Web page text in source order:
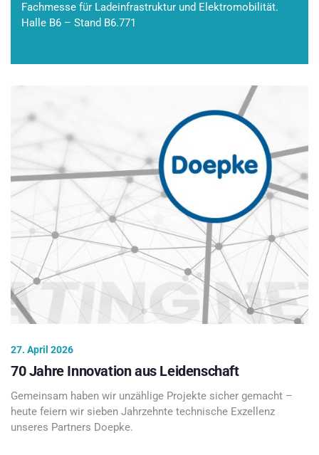
Fachmesse für Ladeinfrastruktur und Elektromobilität.
Halle B6 – Stand B6.771
27. April 2026
70 Jahre Innovation aus Leidenschaft
Gemeinsam haben wir unzählige Projekte sicher gemacht –
heute feiern wir sieben Jahrzehnte technische Exzellenz
unseres Partners Doepke.